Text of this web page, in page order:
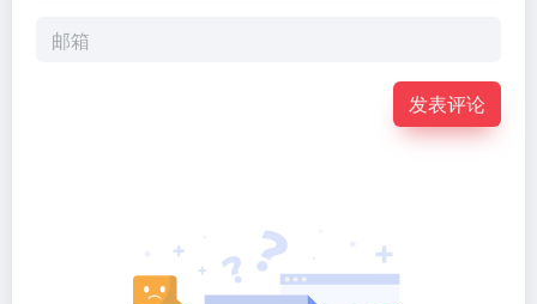
发表评论